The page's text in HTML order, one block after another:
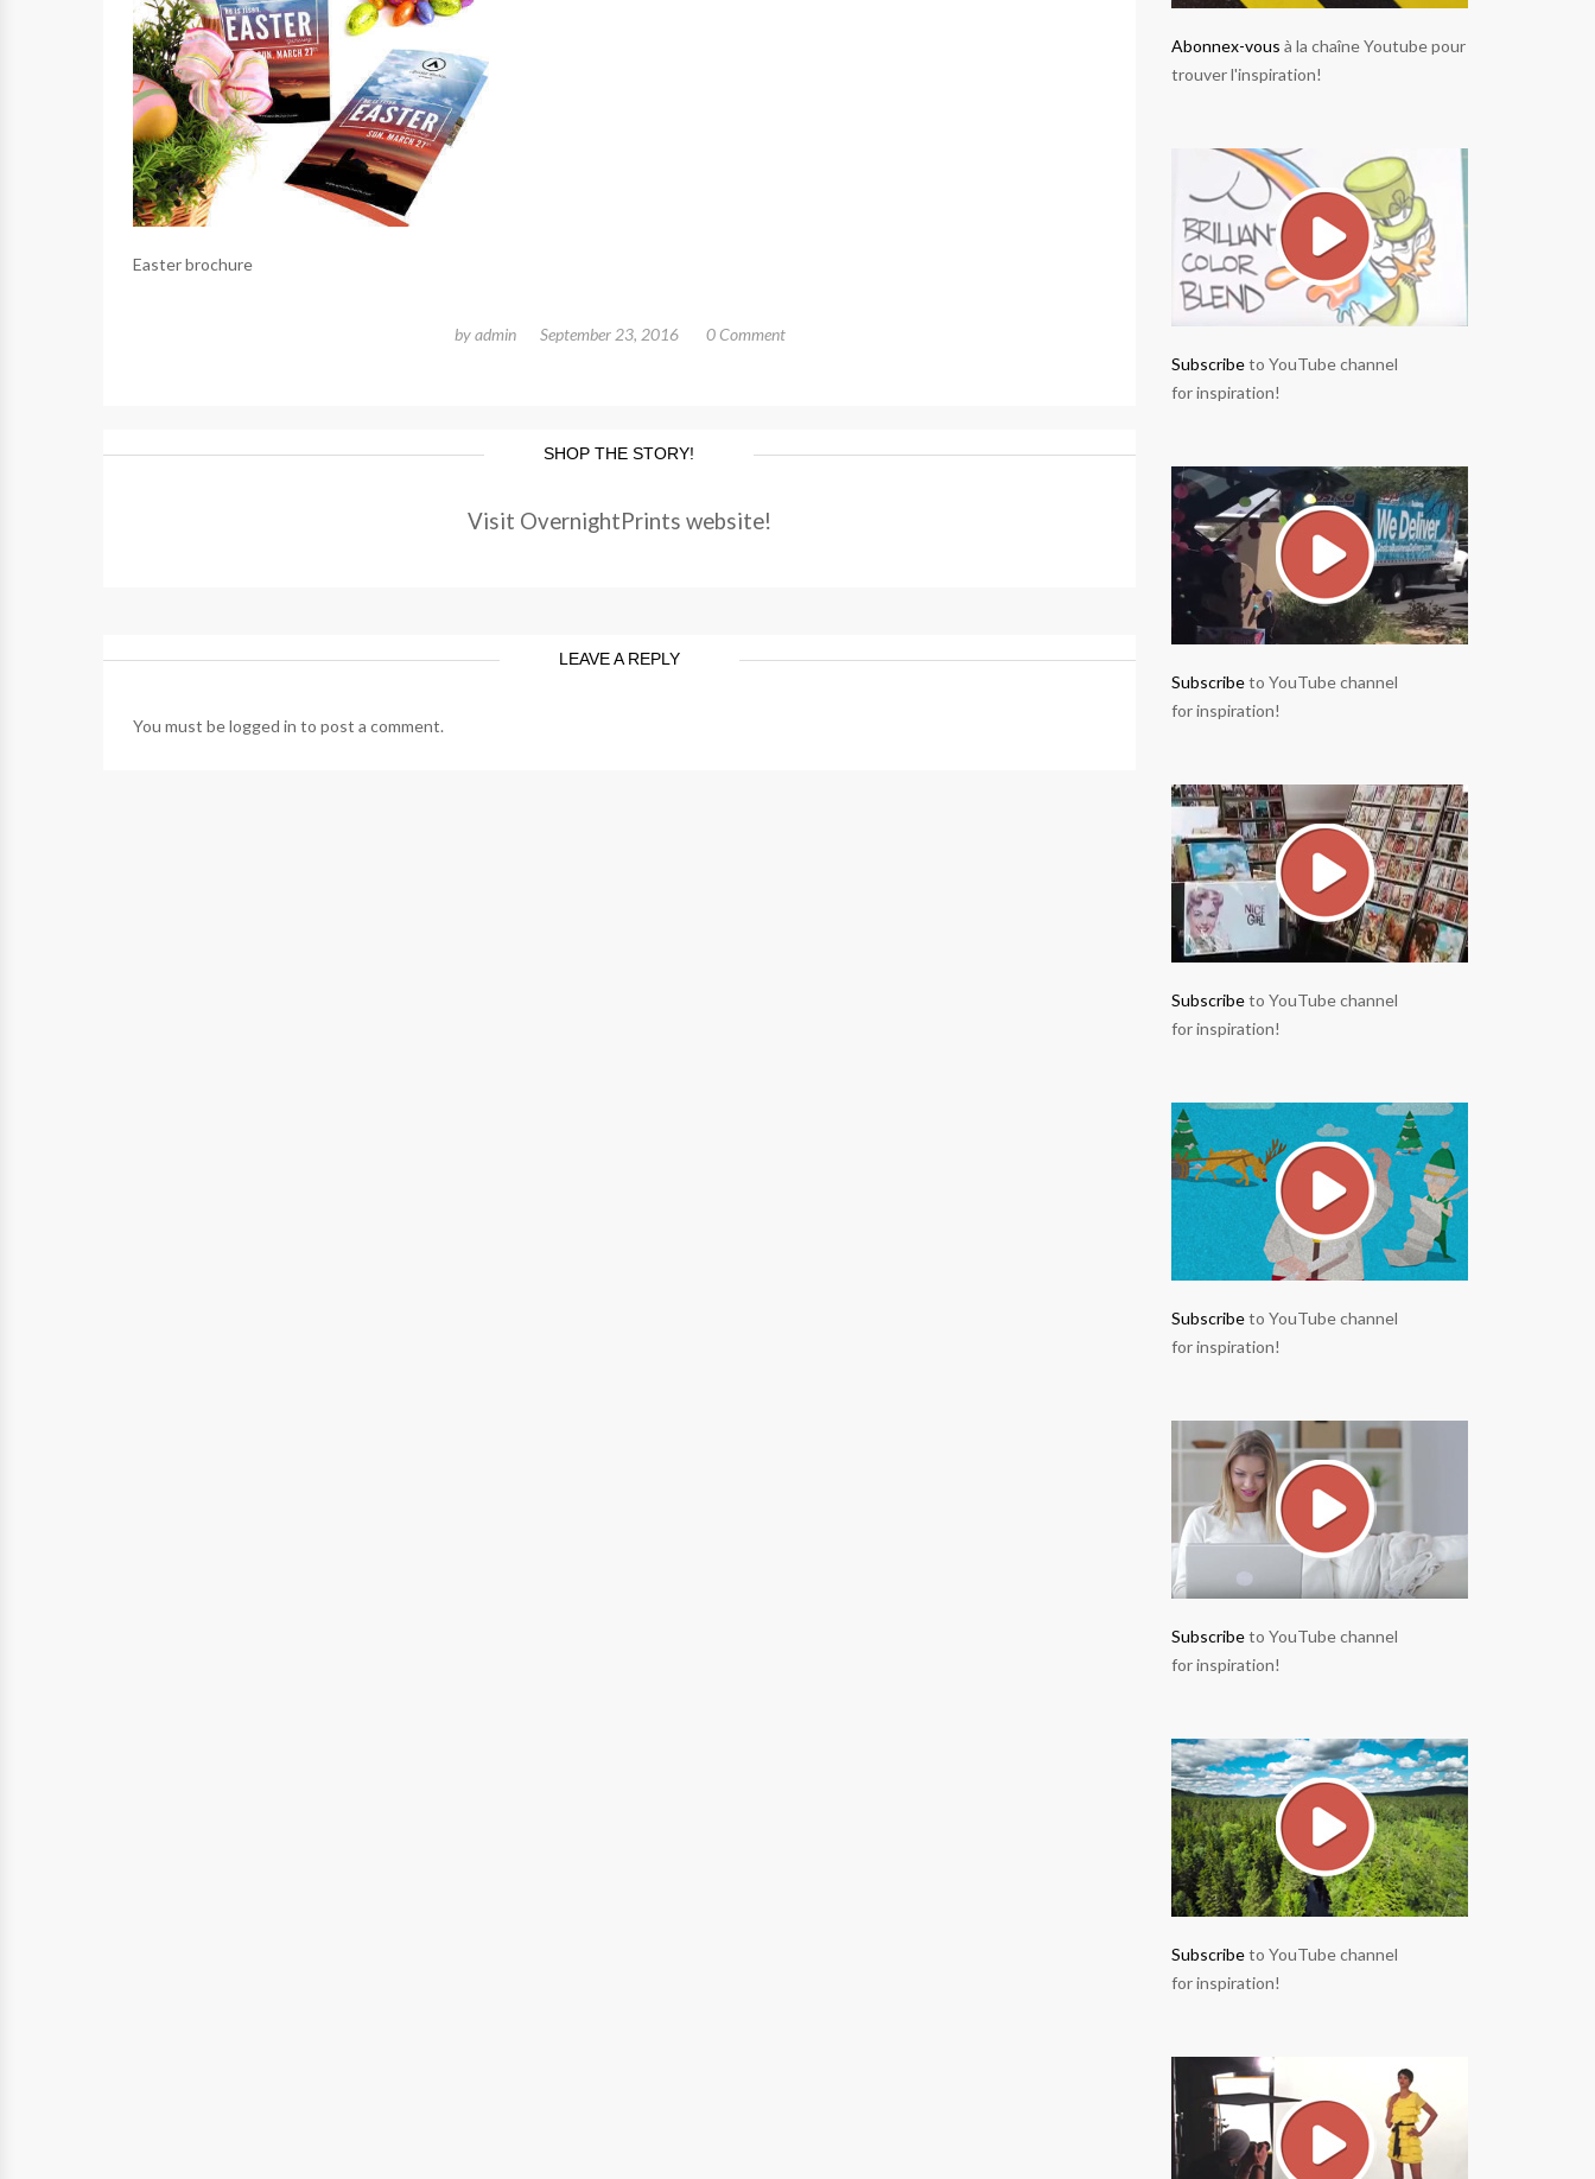
Easter brochure
byadmin September 23, 2016 0 Comment
SHOP THE STORY!
Visit OvernightPrints website!
LEAVE A REPLY
You must belogged in to post a comment.
Abonnex-vous à la chaîne Youtube pour
trouver l'inspiration!
Subscribeto YouTube channel
for inspiration!
Subscribeto YouTube channel
for inspiration!
Subscribeto YouTube channel
for inspiration!
Subscribeto YouTube channel
for inspiration!
Subscribeto YouTube channel
for inspiration!
Subscribeto YouTube channel
for inspiration!